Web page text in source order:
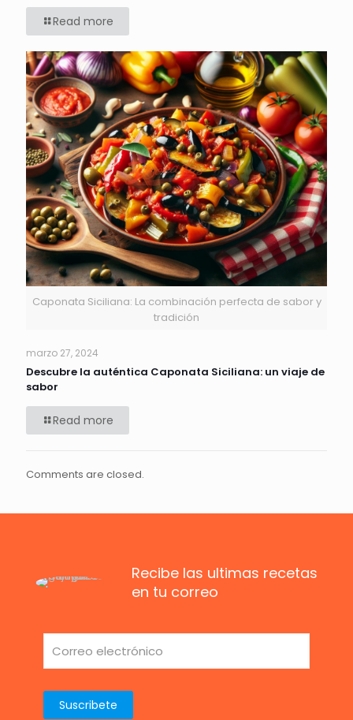
Read more
Caponata Siciliana: La combinación perfecta de sabor y
tradición
marzo 27, 2024
Descubre la auténtica Caponata Siciliana: un viaje de
sabor
Read more
Comments are closed.
Recibe las ultimas recetas
en tu correo